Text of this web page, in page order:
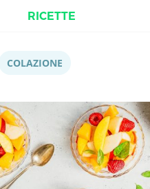
RICETTE
COLAZIONE